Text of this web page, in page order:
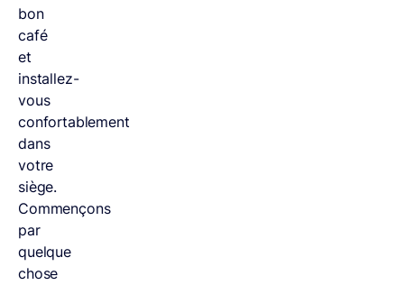
bon
café
et
installez-
vous
confortablement
dans
votre
siège.
Commençons
par
quelque
chose